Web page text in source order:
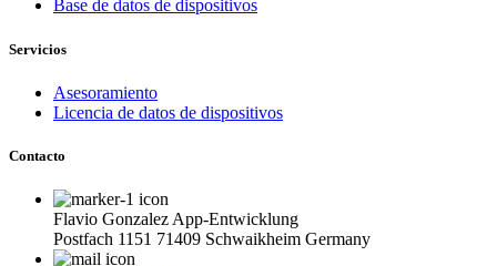
Base de datos de dispositivos
Servicios
Asesoramiento
Licencia de datos de dispositivos
Contacto
Flavio Gonzalez App-Entwicklung
Postfach 1151 71409 Schwaikheim Germany